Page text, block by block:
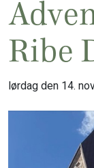
Ribe
lørdag den 14.